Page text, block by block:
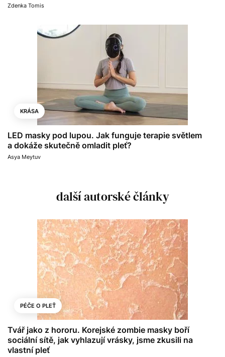
Zdenka Tomis
KRÁSA
LED masky pod lupou. Jak funguje terapie světlem
a dokáže skutečně omladit pleť?
Asya Meytuv
další autorské články
PÉČE O PLEŤ
Tvář jako z hororu. Korejské zombie masky boří
sociální sítě, jak vyhlazují vrásky, jsme zkusili na
vlastní pleť